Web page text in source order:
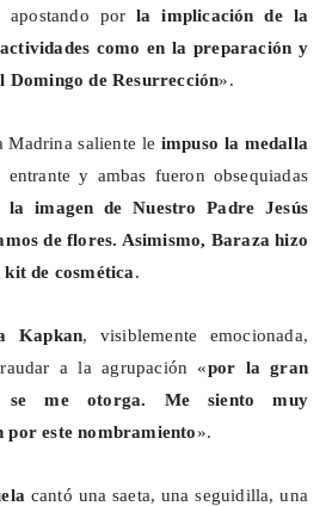
apostando porla implicación de la
como en la preparación y
Domingo de Resurrección».
Madrina saliente le impuso la medalla
y ambas fueron obsequiadas
la imagen de Nuestro Padre Jesús
de flores. Asimismo, Baraza hizo
de cosmética.
Kapkan, visiblemente emocionada,
a la agrupación «por la gran
se me otorga. Me siento muy
por este nombramiento».
cantó una saeta, una seguidilla, una